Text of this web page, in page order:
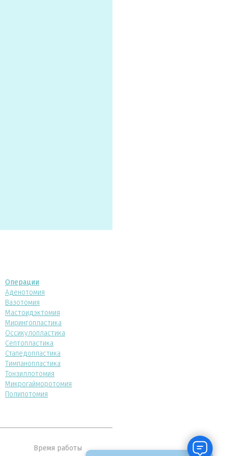
Операции
Аденотомия
Вазотомия
Мастоидэктомия
Мирингопластика
Оссикулопластика
Септопластика
Стапедопластика
Тимпанопластика
Тонзиллотомия
Микрогайморотомия
Полипотомия
Время работы